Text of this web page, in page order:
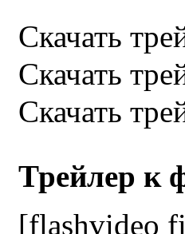
Скачать
Скачать
Скачать
Трейлер к
[flashvideo